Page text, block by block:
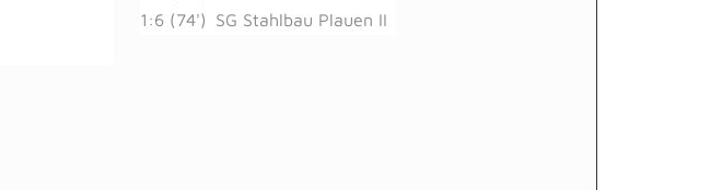
1:6 (74')
SG Stahlbau Plauen II